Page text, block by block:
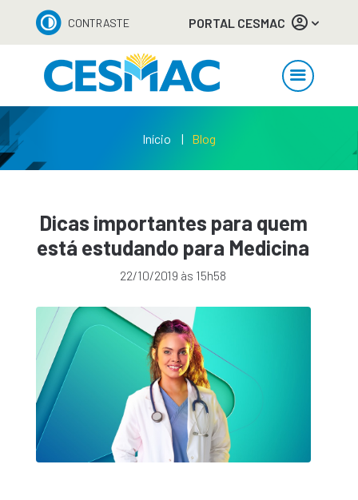
CONTRASTE PORTAL CESMAC
Início Blog
Dicas importantes para quem
está estudando para Medicina
22/10/2019 às 15h58